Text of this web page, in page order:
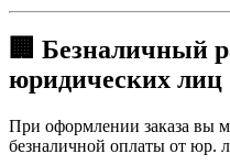
🏢 Безналичный
юридических лиц
При оформлении заказа вы
безналичной оплаты от юр.